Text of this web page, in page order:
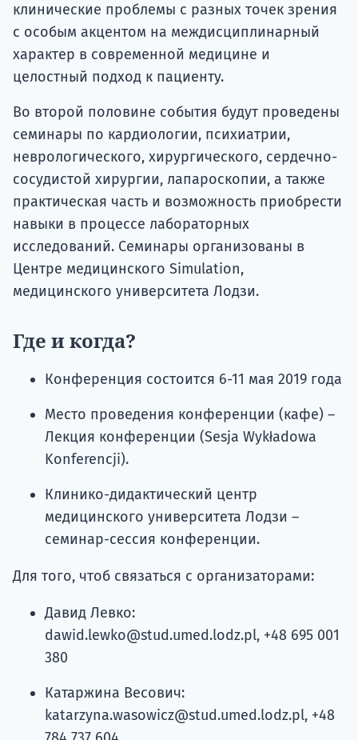
клинические проблемы с разных точек зрения
с особым акцентом на междисциплинарный
характер в современной медицине и
целостный подход к пациенту.
Во второй половине события будут проведены
семинары по кардиологии, психиатрии,
неврологического, хирургического, сердечно-
сосудистой хирургии, лапароскопии, а также
практическая часть и возможность приобрести
навыки в процессе лабораторных
исследований. Семинары организованы в
Центре медицинского Simulation,
медицинского университета Лодзи.
Где и когда?
Конференция состоится 6-11 мая 2019 года
Место проведения конференции (кафе) –
Лекция конференции (Sesja Wykładowa
Konferencji).
Клинико-дидактический центр
медицинского университета Лодзи –
семинар-сессия конференции.
Для того, чтоб связаться с организаторами:
Давид Левко:
dawid.lewko@stud.umed.lodz.pl, +48 695 001
380
Катаржина Весович:
katarzyna.wasowicz@stud.umed.lodz.pl, +48